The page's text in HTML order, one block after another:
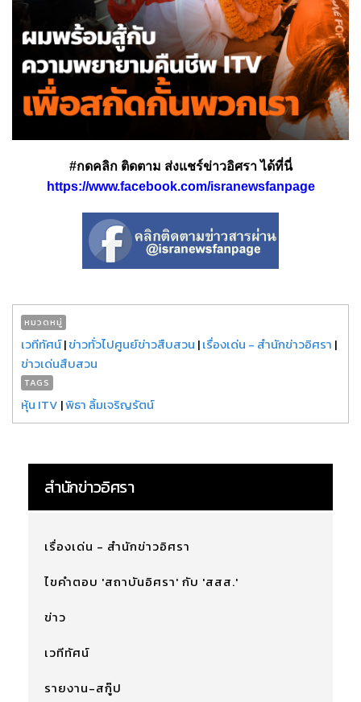
#กดคลิก ติดตาม ส่งแชร์ข่าวอิศรา ได้ที่นี่
https://www.facebook.com/isranewsfanpage
หมวดหมู่
เวทีทัศน์|ข่าวทั่วไปศูนย์ข่าวสืบสวน |เรื่องเด่น - สำนักข่าวอิศรา |
ข่าวเด่นสืบสวน
TAGS
หุ้น ITV |พิธา ลิ้มเจริญรัตน์
สำนักข่าวอิศรา
เรื่องเด่น - สำนักข่าวอิศรา
ไขคำตอบ 'สถาบันอิศรา' กับ 'สสส.'
ข่าว
เวทีทัศน์
รายงาน-สกู๊ป